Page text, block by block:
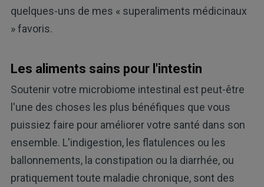
quelques-uns de mes « superaliments médicinaux
» favoris.
Les aliments sains pour l'intestin
Soutenir votre microbiome intestinal est peut-être
l'une des choses les plus bénéfiques que vous
puissiez faire pour améliorer votre santé dans son
ensemble. L'indigestion, les flatulences ou les
ballonnements, la constipation ou la diarrhée, ou
pratiquement toute maladie chronique, sont des